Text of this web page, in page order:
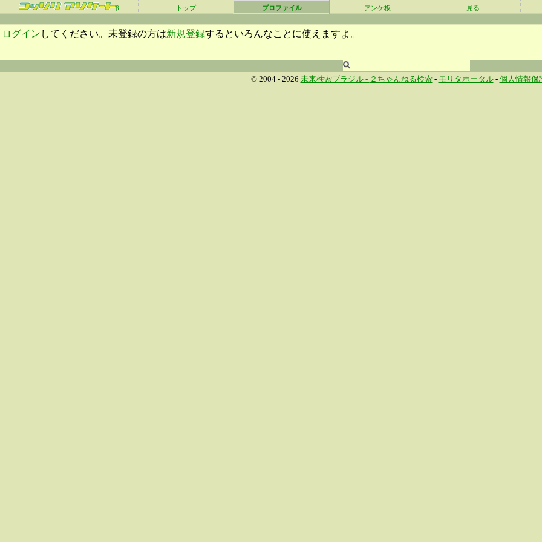
β トップ プロファイル アンケ板 見る
ログイン してください。未登録の方は新規登録するといろんなことに使えますよ。
© 2004 - 2026 未来検索ブラジル - ２ちゃんねる検索- モリタポータル- 個人情報保